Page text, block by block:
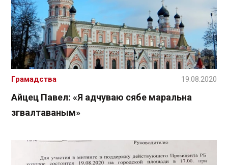
Айцец Павел: «Я адчуваю сябе маральна
згвалтаваным»
Грамадства 19.08.2020